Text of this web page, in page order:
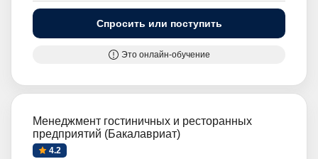
Спросить или поступить
Это онлайн-обучение
Менеджмент гостиничных и ресторанных
предприятий (Бакалавриат)
4.2